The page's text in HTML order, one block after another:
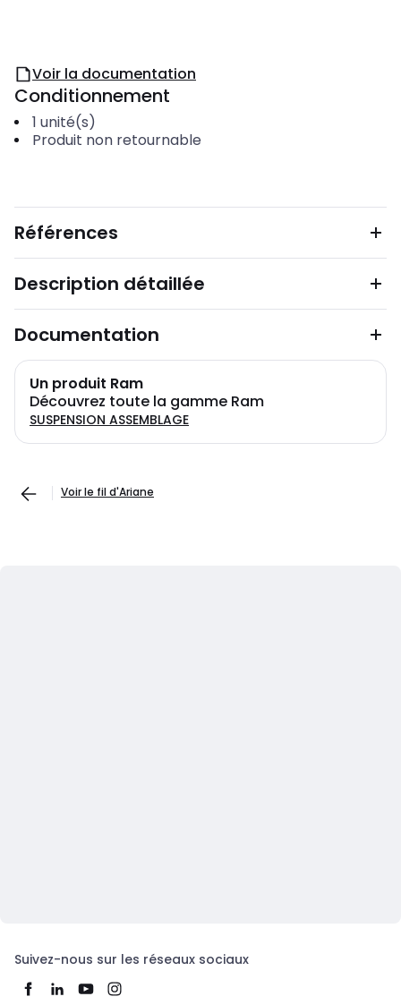
Voir la documentation
Conditionnement
1 unité(s)
Produit non retournable
Références
Description détaillée
Documentation
Un produit Ram
Découvrez toute la gamme Ram
SUSPENSION ASSEMBLAGE
Voir le fil d'Ariane
Suivez-nous sur les réseaux sociaux